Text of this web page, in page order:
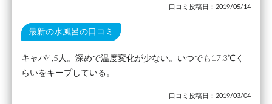
口コミ投稿日：2019/05/14
最新の水風呂の口コミ
キャパ4,5人。深めで温度変化が少ない。いつでも17.3℃く
らいをキープしている。
口コミ投稿日：2019/03/04